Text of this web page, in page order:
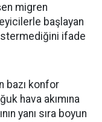
migren
başlayan
ifade
bazı konfor
hava akımına
yanı sıra boyun